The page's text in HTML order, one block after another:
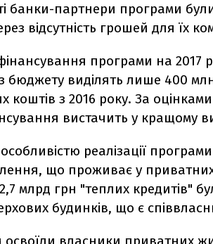
банки-партнери програми
відсутність грошей для їх
програми на 2017
бюджету виділять лише 400
коштів з 2016 року. За
вистачить у кращому
реалізації
що проживає у
млрд грн "теплих кредитів"
будинків, що є